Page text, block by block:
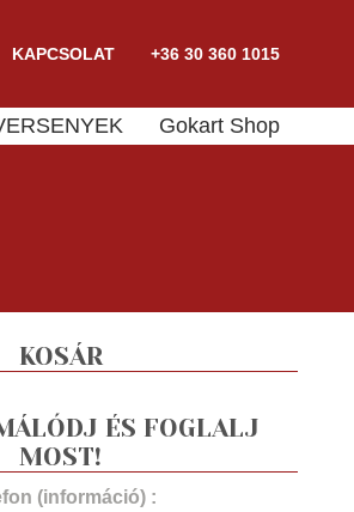
KAPCSOLAT +36 30 360 1015
Gokart Shop
KOSÁR
ÉS FOGLALJ
MOST!
(információ) :